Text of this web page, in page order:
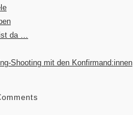
da …
Shooting mit den Konfirmand:innen